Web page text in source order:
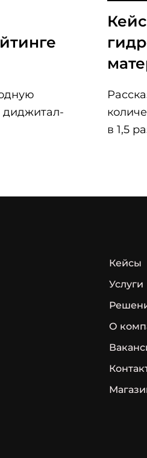
диджитал-
в 1,5
Кейсы
Услуги
О